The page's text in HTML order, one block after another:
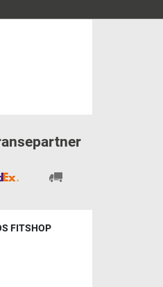
FITSHOP